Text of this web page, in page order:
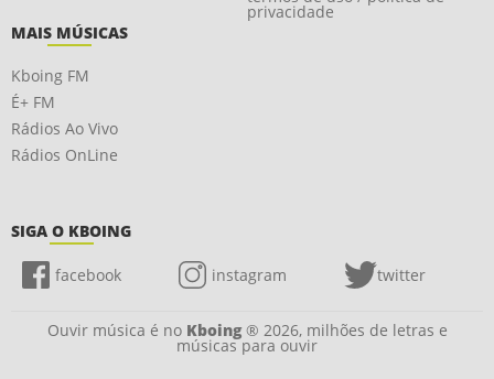
privacidade
MAIS MÚSICAS
Kboing FM
É+ FM
Rádios Ao Vivo
Rádios OnLine
SIGA O KBOING
facebook instagram twitter
Ouvir música é no Kboing® 2026, milhões de letras e
músicas para ouvir